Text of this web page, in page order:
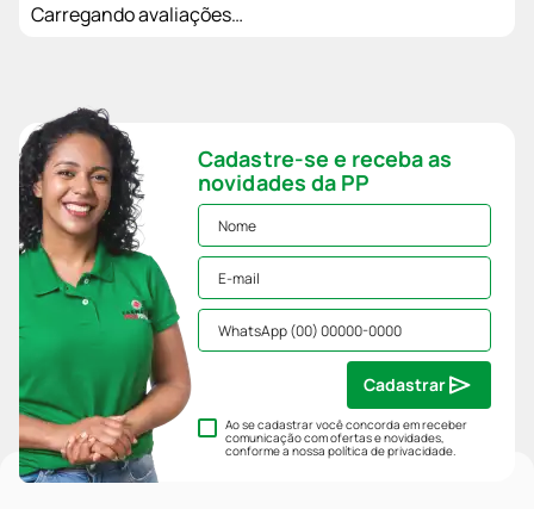
Carregando avaliações…
Cadastre-se e receba as
novidades da PP
Ao se cadastrar você concorda em receber
comunicação com ofertas e novidades,
conforme a nossapolítica de privacidade.
Cadastrar